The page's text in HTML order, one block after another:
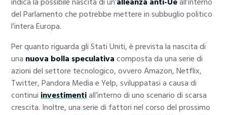
del Parlamento che potrebbe mettere in subbuglio politico
l’intera Europa.
Per quanto riguarda gli Stati Uniti, è prevista la nascita di
una nuova bolla speculativacomposta da una serie di
azioni del settore tecnologico, ovvero Amazon, Netflix,
Twitter, Pandora Media e Yelp, sviluppatasi a causa di
continuiinvestimentiall’interno di uno scenario di scarsa
crescita. Inoltre, una serie di fattori nel corso del prossimo